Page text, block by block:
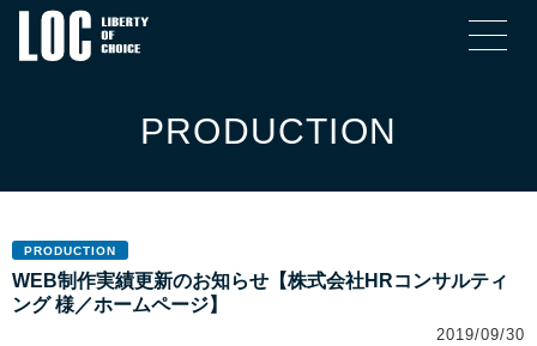
PRODUCTION
PRODUCTION
WEB制作実績更新のお知らせ【株式会社HRコンサルティ
ング 様／ホームページ】
2019/09/30